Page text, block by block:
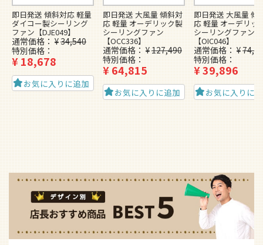
即日発送 傾斜対応 軽量
ダイコー製シーリング
ファン【DJE049】
通常価格 ¥34,540
特別価格
¥18,678
お気に入りに追加
即日発送 大風量 傾斜対
応 軽量 オーデリック製
シーリングファン
【OCC336】
通常価格 ¥127,490
特別価格
¥64,815
お気に入りに追加
即日発送 大風量 傾
応 軽量 オーデリッ
シーリングファン
【OIC046】
通常価格 ¥
特別価格
¥39,896
お気に入りに